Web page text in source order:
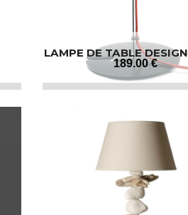
LAMPE DE TABLE
189.00 €